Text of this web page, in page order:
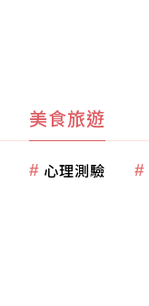
美食旅遊
心理測驗